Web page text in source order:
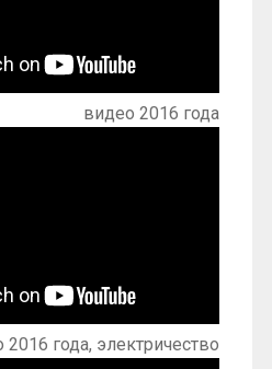
видео 2016 года
2016 года, электричество